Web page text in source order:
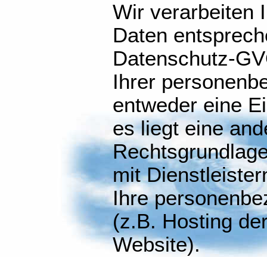
Wir verarbeiten
Daten
Datenschutz-
Ihrer
entweder eine
es liegt eine
mit
Ihre
(z.B. Hosting
Website).